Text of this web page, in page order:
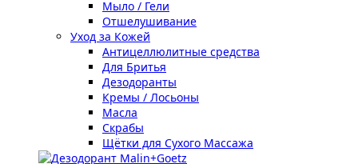
Мыло / Гели
Отшелушивание
Уход за Кожей
Антицеллюлитные средства
Для Бритья
Дезодоранты
Кремы / Лосьоны
Масла
Скрабы
Щётки для Сухого Массажа